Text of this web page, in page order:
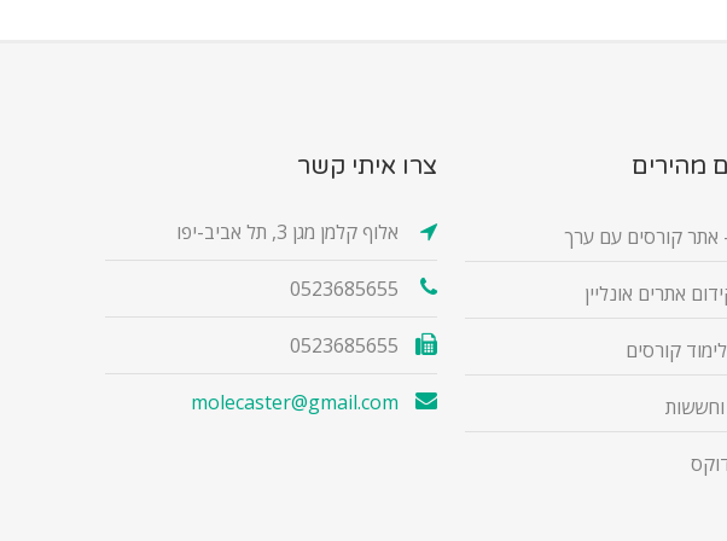
מהירים
אתרים אונליין
קורסים
צרו איתי קשר
אלוף קלמן מגן 3, תל אביב-יפו
0523685655
0523685655
molecaster@gmail.com